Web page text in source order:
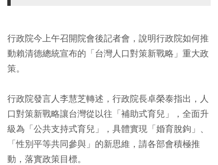
行政院今上午召開院會後記者會，說明行政院如何推
動賴清德總統宣布的「台灣人口對策新戰略」重大政
策。
行政院發言人李慧芝轉述，行政院長卓榮泰指出，人
口對策新戰略讓台灣從以往「補助式育兒」，全面升
級為「公共支持式育兒」，具體實現「婚育脫鉤」、
「性別平等共同參與」的新思維，請各部會積極推
動，落實政策目標。